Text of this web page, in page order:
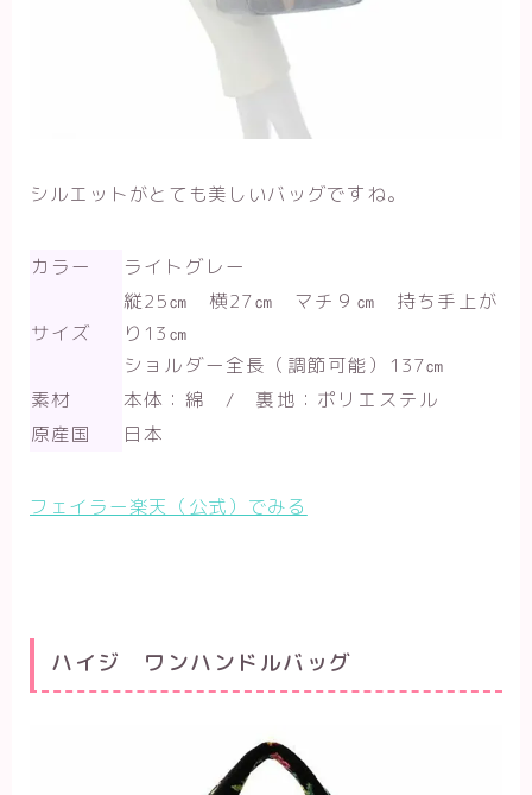
シルエットがとても美しいバッグですね。
カラー ライトグレー
サイズ
縦25㎝ 横27㎝ マチ９㎝ 持ち手上が
り13㎝
ショルダー全長（調節可能）137㎝
素材
本体：綿 / 裏地：ポリエステル
原産国
日本
フェイラー楽天（公式）でみる
ハイジ ワンハンドルバッグ